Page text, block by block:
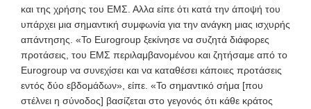
και της χρήσης του ΕΜΣ. Αλλα είπε ότι κατά την άποψή του
υπάρχει μια σημαντική συμφωνία για την ανάγκη μιας ισχυρής
απάντησης. «Το Eurogroup ξεκίνησε να συζητά διάφορες
προτάσεις, του ΕΜΣ περιλαμβανομένου και ζητήσαμε από το
Eurogroup να συνεχίσει και να καταθέσει κάποιες προτάσεις
εντός δύο εβδομάδων», είπε. «Το σημαντικό σήμα [που
στέλνει η σύνοδος] βασίζεται στο γεγονός ότι κάθε κράτος